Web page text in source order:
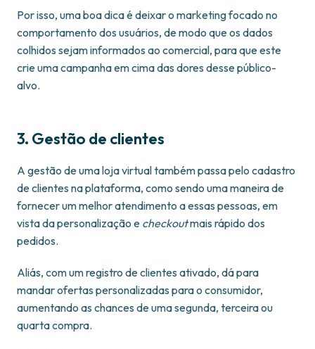
Por isso, uma boa dica é deixar o marketing focado no
comportamento dos usuários, de modo que os dados
colhidos sejam informados ao comercial, para que este
crie uma campanha em cima das dores desse público-
alvo.
3. Gestão de clientes
A gestão de uma loja virtual também passa pelo cadastro
de clientes na plataforma, como sendo uma maneira de
fornecer um melhor atendimento a essas pessoas, em
vista da personalização e checkoutmais rápido dos
pedidos.
Aliás, com um registro de clientes ativado, dá para
mandar ofertas personalizadas para o consumidor,
aumentando as chances de uma segunda, terceira ou
quarta compra.